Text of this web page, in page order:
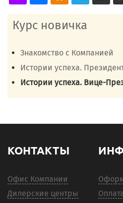
Курс новичка
Знакомство с Компанией
Истории успеха.
Истории успеха. Вице-
КОНТАКТЫ
Офис Компании
Дилерские центры